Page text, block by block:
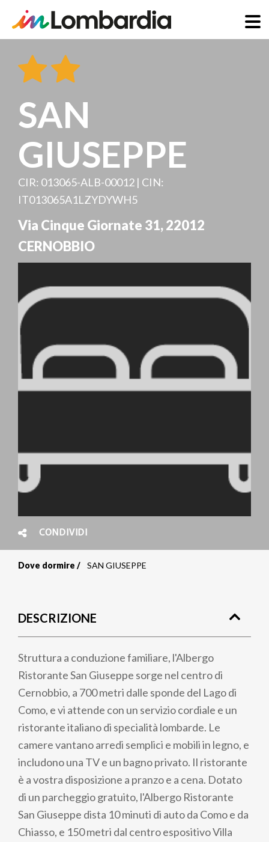
contenuto
SAN
GIUSEPPE
CIR: 013065-ALB-00012 | CIN:
IT013065A1LZYDYWH5
Via Cinque Giornate 31,22012
CERNOBBIO
CONDIVIDI
pane
Dove dormire SAN GIUSEPPE
DESCRIZIONE
Struttura a conduzione familiare, l'Albergo
Ristorante San Giuseppe sorge nel centro di
Cernobbio, a 700 metri dalle sponde del Lago di
Como, e vi attende con un servizio cordiale e un
ristorante italiano di specialità lombarde. Le
camere vantano arredi semplici e mobili in legno, e
includono una TV e un bagno privato. Il ristorante
è a vostra disposizione a pranzo e a cena. Dotato
di un parcheggio gratuito, l'Albergo Ristorante
San Giuseppe dista 10 minuti di auto da Como e da
Chiasso, e 150 metri dal centro espositivo Villa